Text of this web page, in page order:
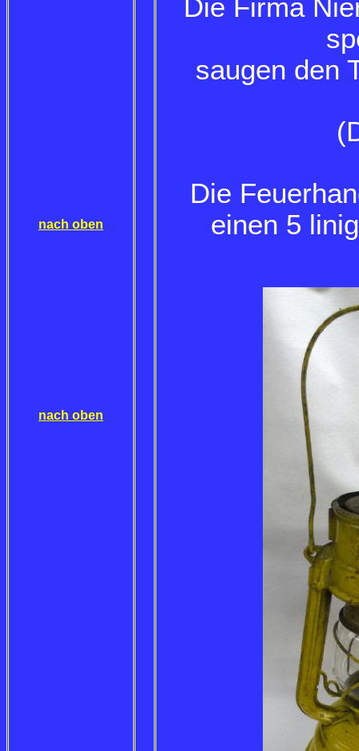
nach oben
nach oben
Die Firma
saugen den
Die
einen 5